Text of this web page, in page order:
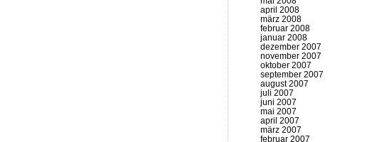
april 2008
märz 2008
februar 2008
januar 2008
dezember 2007
november 2007
oktober 2007
september 2007
august 2007
juli 2007
juni 2007
mai 2007
april 2007
märz 2007
februar 2007